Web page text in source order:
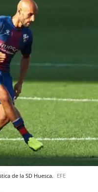
de la SD Huesca. EFE